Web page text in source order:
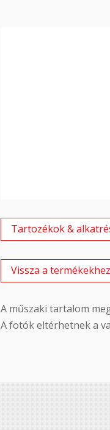
Tartozékok &
Vissza a termékekhez
A műszaki tartalom
A fotók eltérhetnek a